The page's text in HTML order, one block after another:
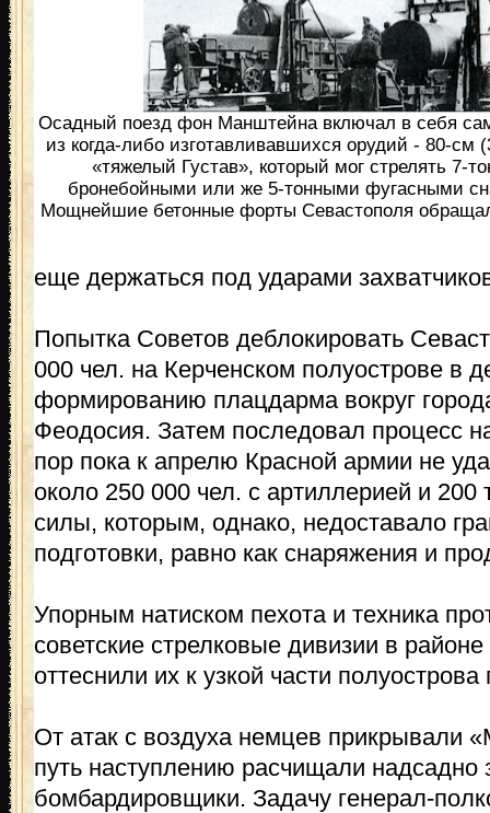
Осадный поезд фон Манштейна включал в себя
из когда-либо изготавливавшихся орудий - 80-см
«тяжелый Густав», который мог стрелять 7-
бронебойными или же 5-тонными фугасными
Мощнейшие бетонные форты Севастополя
еще держаться под ударами
Попытка Советов деблокировать
000 чел. на Керченском полуострове в
формированию плацдарма вокруг
Феодосия. Затем последовал процесс
пор пока к апрелю Красной армии не
около 250 000 чел. с артиллерией и
силы, которым, однако, недоставало
подготовки, равно как снаряжения и
Упорным натиском пехота и техника
советские стрелковые дивизии в
оттеснили их к узкой части
От атак с воздуха немцев прикрывали
путь наступлению расчищали
бомбардировщики. Задачу генерал-